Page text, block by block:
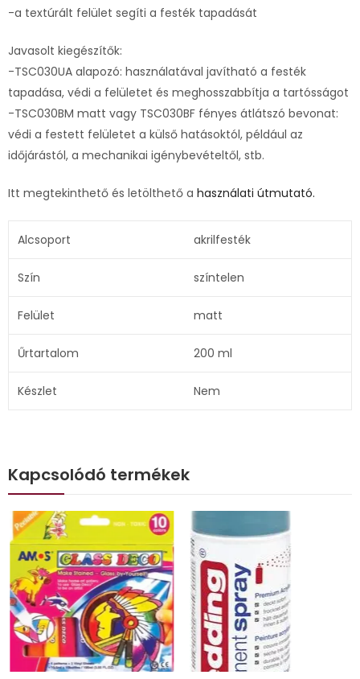
-a textúrált felület segíti a festék tapadását
Javasolt kiegészítők:
-TSC030UA alapozó: használatával javítható a festék
tapadása, védi a felületet és meghosszabbítja a tartósságot
-TSC030BM matt vagy TSC030BF fényes átlátszó bevonat:
védi a festett felületet a külső hatásoktól, például az
időjárástól, a mechanikai igénybevételtől, stb.
Itt megtekinthető és letölthető a használati útmutató.
Alcsoport akrilfesték
Szín színtelen
Felület matt
Űrtartalom 200 ml
Készlet Nem
Kapcsolódó termékek